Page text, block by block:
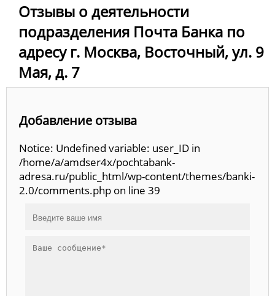
Отзывы о деятельности
подразделения Почта Банка по
адресу г. Москва, Восточный, ул. 9
Мая, д. 7
Добавление отзыва
Notice: Undefined variable: user_ID in
/home/a/amdser4x/pochtabank-
adresa.ru/public_html/wp-content/themes/banki-
2.0/comments.php on line 39